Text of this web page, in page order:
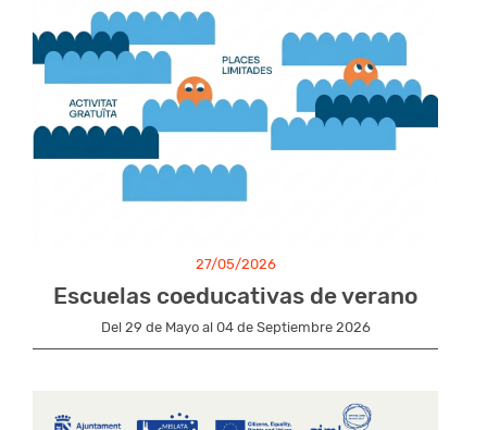
27/05/2026
Escuelas coeducativas de verano
Del 29 de Mayo al 04 de Septiembre 2026